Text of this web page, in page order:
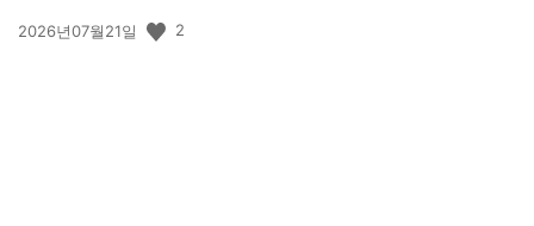
공
2026년07월21일 2